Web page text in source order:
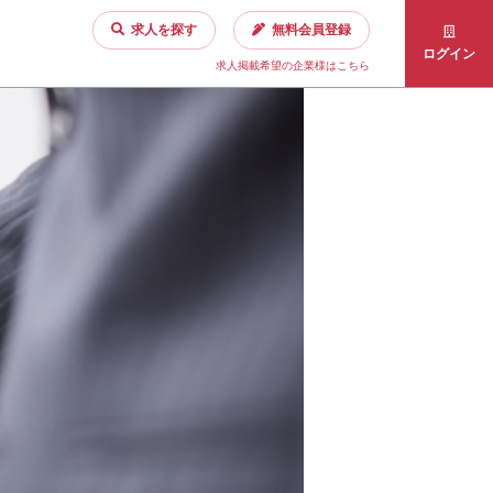
求人を探す 無料会員登録
求人掲載希望の企業様はこちら
ログイン